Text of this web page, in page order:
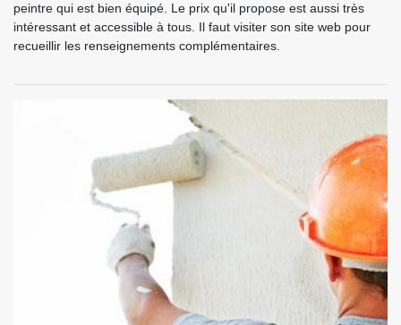
peintre qui est bien équipé. Le prix qu'il propose est aussi très
intéressant et accessible à tous. Il faut visiter son site web pour
recueillir les renseignements complémentaires.